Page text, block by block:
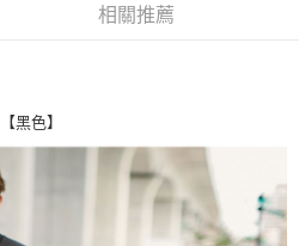
後才付款」的支付方式。 讓您購物簡單
付」後，將跳轉至「AFTEE先享後付」
額後，即可完成結帳。
通知簡訊。
擊此簡訊中的連結，可透過四大超商／
上)免運費
上)免運費
相關推薦
【黑色】